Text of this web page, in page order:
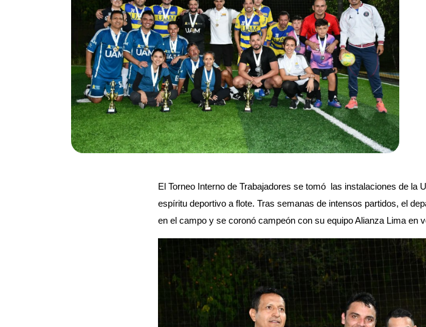
El Torneo Interno de Trabajadores se tomó  las instalaciones de
espíritu deportivo a flote. Tras semanas de intensos partidos, el
en el campo y se coronó campeón con su equipo Alianza Lima en